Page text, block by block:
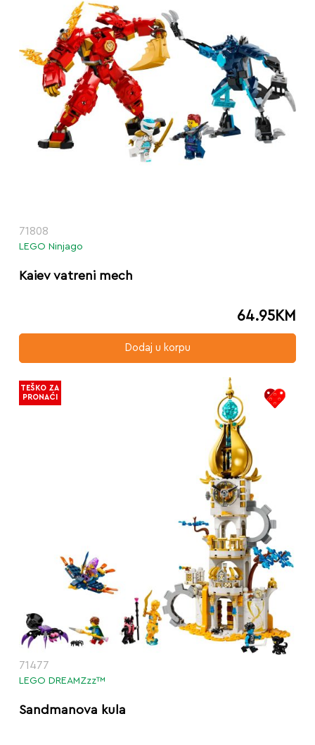
71808
LEGO Ninjago
Kaiev vatreni mech
64.95KM
Dodaj u korpu
71477
LEGO DREAMZzz™
Sandmanova kula
TEŠKO ZA
PRONAĆI